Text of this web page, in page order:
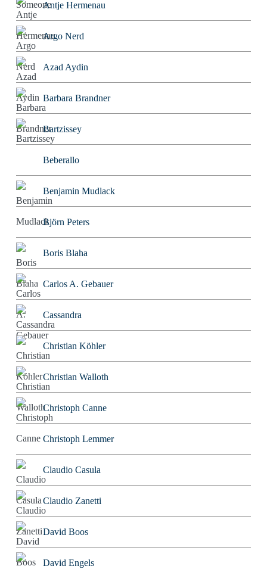
Antje Hermenau
Argo Nerd
Azad Aydin
Barbara Brandner
Bartzissey
Beberallo
Benjamin Mudlack
Björn Peters
Boris Blaha
Carlos A. Gebauer
Cassandra
Christian Köhler
Christian Walloth
Christoph Canne
Christoph Lemmer
Claudio Casula
Claudio Zanetti
David Boos
David Engels